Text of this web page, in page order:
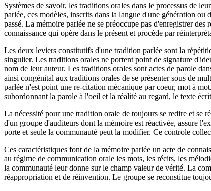
Systèmes de savoir, les traditions orales dans le processus de
parlée, ces modèles, inscrits dans la langue d'une génération
passé. La mémoire parlée ne se préoccupe pas d'enregistrer
connaissance qui opère dans le présent et procède par
Les deux leviers constitutifs d'une tradition parlée sont la
singulier. Les traditions orales ne portent point de signature
nom de leur auteur. Les traditions orales sont actes de parole
ainsi congénital aux traditions orales de se présenter sous de
parlée n'est point une re-citation mécanique par coeur, mot à
subordonnant la parole à l'oeil et la réalité au regard, le texte
La nécessité pour une tradition orale de toujours se redire et se
d'un groupe d'auditeurs dont la mémoire est réactivée, assure
porte et seule la communauté peut la modifier. Ce controle
Ces caractéristiques font de la mémoire parlée un acte de
au régime de communication orale les mots, les récits, les
la communauté leur donne sur le champ valeur de vérité. La
réappropriation et de réinvention. Le groupe se reconstitue